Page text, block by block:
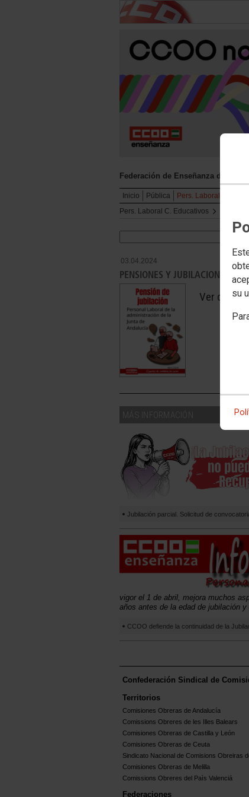
su
Federación de Enseñanza de
Inicio Pública Pers. Laboral C.
Pers. Laboral C. Educativos
03.04.2024
PENSIONES Y JUBILACIONES
Ver
MÁS INFORMACIÓN
Jubilación parcial. Solicitud de
vigor el 1 de abril, mejora muchos
años antes de la edad de jubilación
CCOO defiende la continuidad de la
Confederación Sindical de
Territorios
Comisiones Obreras de Andalucía
Comissions Obreres de les Illes Balears
Comisiones Obreras de Castilla y León
Comisiones Obreras de Ceuta
Sindicato Nacional de Comisions Obreiras
Comisiones Obreras de Melilla
Comissions Obreres del Paìs Valenciá
Federaciones